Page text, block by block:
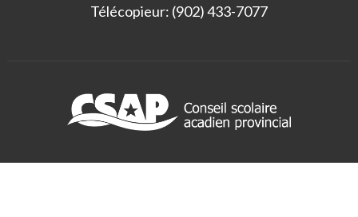
Télécopieur: (902) 433-7077